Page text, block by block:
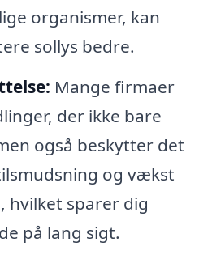
organismer, kan
sollys bedre.
Mange firmaer
der ikke bare
også beskytter det
og vækst
hvilket sparer dig
på lang sigt.